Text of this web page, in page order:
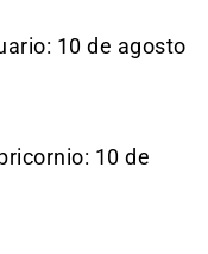
10 de agosto
10 de